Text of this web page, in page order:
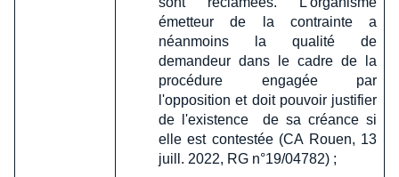
émetteur de la contrainte a
néanmoins la qualité de
demandeur dans le cadre de la
procédure engagée par
l'opposition et doit pouvoir justifier
de l'existence de sa créance si
elle est contestée (CA Rouen, 13
juill. 2022, RG n°19/04782) ;